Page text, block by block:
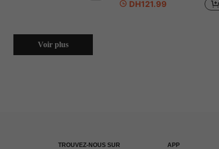
DH121.99
Voir plus
TROUVEZ-NOUS SUR APP